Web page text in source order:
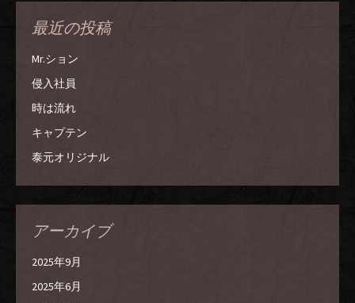
最近の投稿
Mr.ション
侵入社員
時は流れ
キャプテン
泰元オリジナル
アーカイブ
2025年9月
2025年6月